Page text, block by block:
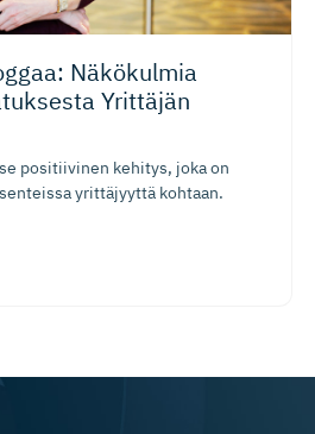
Näkökulmia
Yrittäjän
positiivinen kehitys, joka on
yrittäjyyttä kohtaan.